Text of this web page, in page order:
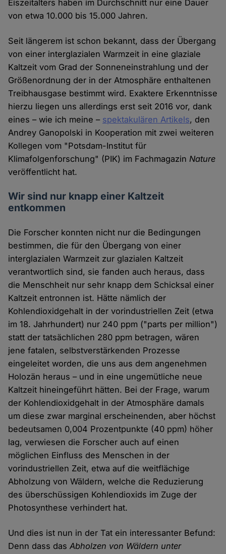
Eiszeitalters haben im Durchschnitt nur eine Dauer
von etwa 10.000 bis 15.000 Jahren.
Seit längerem ist schon bekannt, dass der Übergang
von einer interglazialen Warmzeit in eine glaziale
Kaltzeit vom Grad der Sonneneinstrahlung und der
Größenordnung der in der Atmosphäre enthaltenen
Treibhausgase bestimmt wird. Exaktere Erkenntnisse
hierzu liegen uns allerdings erst seit 2016 vor, dank
eines – wie ich meine – spektakulären Artikels, den
Andrey Ganopolski in Kooperation mit zwei weiteren
Kollegen vom "Potsdam-Institut für
Klimafolgenforschung" (PIK) im FachmagazinNature
veröffentlicht hat.
Wir sind nur knapp einer Kaltzeit
entkommen
Die Forscher konnten nicht nur die Bedingungen
bestimmen, die für den Übergang von einer
interglazialen Warmzeit zur glazialen Kaltzeit
verantwortlich sind, sie fanden auch heraus, dass
die Menschheit nur sehr knapp dem Schicksal einer
Kaltzeit entronnen ist. Hätte nämlich der
Kohlendioxidgehalt in der vorindustriellen Zeit (etwa
im 18. Jahrhundert) nur 240 ppm ("parts per million")
statt der tatsächlichen 280 ppm betragen, wären
jene fatalen, selbstverstärkenden Prozesse
eingeleitet worden, die uns aus dem angenehmen
Holozän heraus – und in eine ungemütliche neue
Kaltzeit hineingeführt hätten. Bei der Frage, warum
der Kohlendioxidgehalt in der Atmosphäre damals
um diese zwar marginal erscheinenden, aber höchst
bedeutsamen 0,004 Prozentpunkte (40 ppm) höher
lag, verwiesen die Forscher auch auf einen
möglichen Einfluss des Menschen in der
vorindustriellen Zeit, etwa auf die weitflächige
Abholzung von Wäldern, welche die Reduzierung
des überschüssigen Kohlendioxids im Zuge der
Photosynthese verhindert hat.
Und dies ist nun in der Tat ein interessanter Befund:
Denn dass dasAbholzen von Wäldern unter